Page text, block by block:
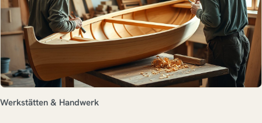
Werkstätten & Handwerk